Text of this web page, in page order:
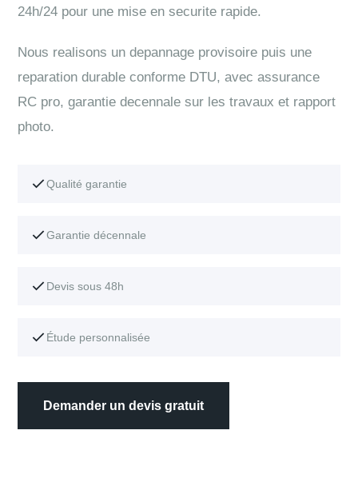
24h/24 pour une mise en securite rapide.
Nous realisons un depannage provisoire puis une
reparation durable conforme DTU, avec assurance
RC pro, garantie decennale sur les travaux et rapport
photo.
Qualité garantie
Garantie décennale
Devis sous 48h
Étude personnalisée
Demander un devis gratuit